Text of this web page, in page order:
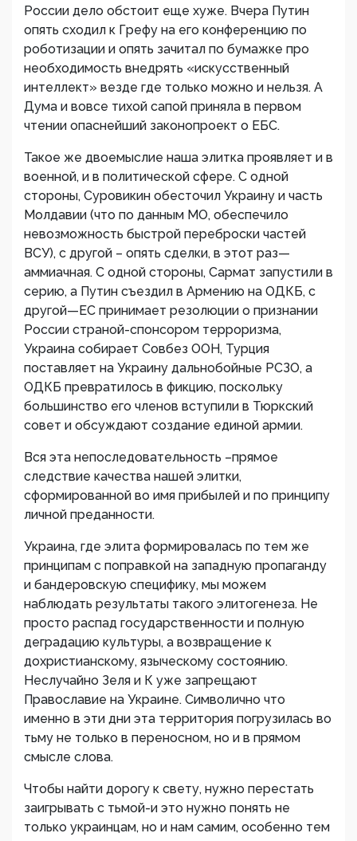
России дело обстоит еще хуже. Вчера Путин
опять сходил к Грефу на его конференцию по
роботизации и опять зачитал по бумажке про
необходимость внедрять «искусственный
интеллект» везде где только можно и нельзя. А
Дума и вовсе тихой сапой приняла в первом
чтении опаснейший законопроект о ЕБС.
Такое же двоемыслие наша элитка проявляет и в
военной, и в политической сфере. С одной
стороны, Суровикин обесточил Украину и часть
Молдавии (что по данным МО, обеспечило
невозможность быстрой переброски частей
ВСУ), с другой – опять сделки, в этот раз—
аммиачная. С одной стороны, Сармат запустили в
серию, а Путин съездил в Армению на ОДКБ, с
другой—ЕС принимает резолюции о признании
России страной-спонсором терроризма,
Украина собирает Совбез ООН, Турция
поставляет на Украину дальнобойные РСЗО, а
ОДКБ превратилось в фикцию, поскольку
большинство его членов вступили в Тюркский
совет и обсуждают создание единой армии.
Вся эта непоследовательность –прямое
следствие качества нашей элитки,
сформированной во имя прибылей и по принципу
личной преданности.
Украина, где элита формировалась по тем же
принципам с поправкой на западную пропаганду
и бандеровскую специфику, мы можем
наблюдать результаты такого элитогенеза. Не
просто распад государственности и полную
деградацию культуры, а возвращение к
дохристианскому, языческому состоянию.
Неслучайно Зеля и К уже запрещают
Православие на Украине. Символично что
именно в эти дни эта территория погрузилась во
тьму не только в переносном, но и в прямом
смысле слова.
Чтобы найти дорогу к свету, нужно перестать
заигрывать с тьмой-и это нужно понять не
только украинцам, но и нам самим, особенно тем